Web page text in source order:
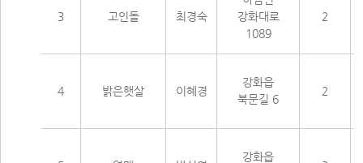
3 고인돌 최경숙
강화대로
1089
2
4 밝은햇살 이혜경
강화읍
북문길 6
2
강화읍